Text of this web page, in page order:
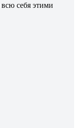
себя этими